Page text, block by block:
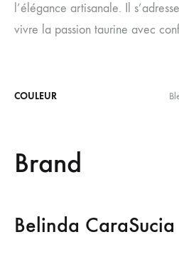
l’élégance artisanale. Il
vivre la passion taurine avec
COULEUR
Brand
Belinda CaraSucia